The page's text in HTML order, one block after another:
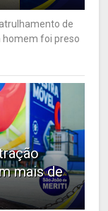
de
homem foi preso
mais de